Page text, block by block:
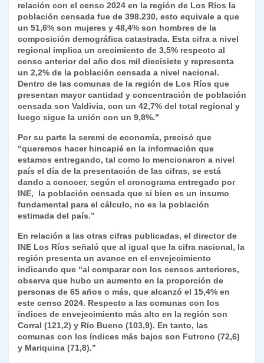
relación con el censo 2024 en la región de Los Ríos la
población censada fue de 398.230, esto equivale a que
un 51,6% son mujeres y 48,4% son hombres de la
composición demográfica catastrada. Esta cifra a nivel
regional implica un crecimiento de 3,5% respecto al
censo anterior del año dos mil diecisiete y representa
un 2,2% de la población censada a nivel nacional.
Dentro de las comunas de la región de Los Ríos que
presentan mayor cantidad y concentración de población
censada son Valdivia, con un 42,7% del total regional y
luego sigue la unión con un 9,8%.”
Por su parte la seremi de economía, precisó que
“queremos hacer hincapié en la información que
estamos entregando, tal como lo mencionaron a nivel
país el día de la presentación de las cifras, se está
dando a conocer, según el cronograma entregado por
INE, la población censada que si bien es un insumo
fundamental para el cálculo, no es la población
estimada del país.”
En relación a las otras cifras publicadas, el director de
INE Los Ríos señaló que al igual que la cifra nacional, la
región presenta un avance en el envejecimiento
indicando que “al comparar con los censos anteriores,
observa que hubo un aumento en la proporción de
personas de 65 años o más, que alcanzó el 15,4% en
este censo 2024. Respecto a las comunas con los
índices de envejecimiento más alto en la región son
Corral (121,2) y Río Bueno (103,9). En tanto, las
comunas con los índices más bajos son Futrono (72,6)
y Mariquina (71,8).”